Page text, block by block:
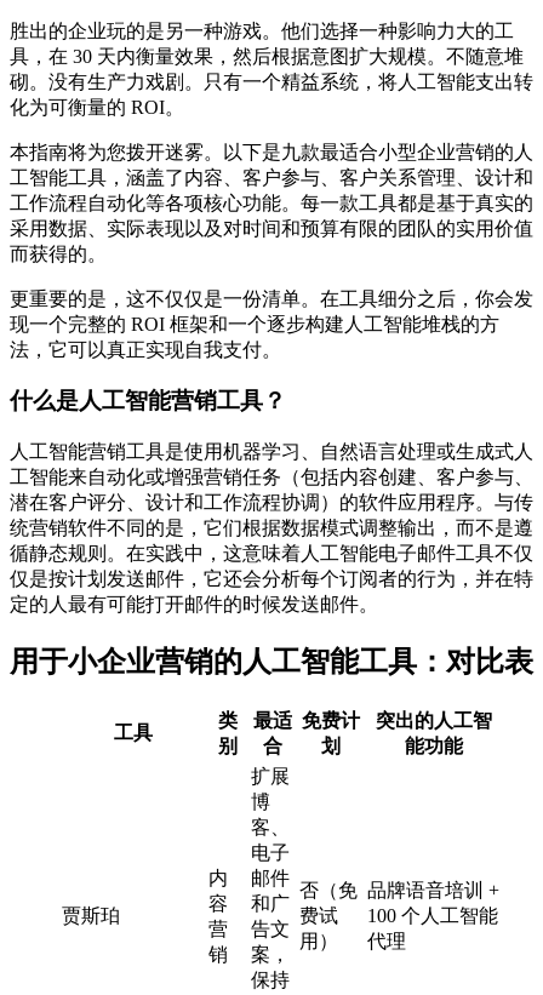
胜出的企业玩的是另一种游戏。他们选择一种影响力大的工
具，在 30 天内衡量效果，然后根据意图扩大规模。不随意堆
砌。没有生产力戏剧。只有一个精益系统，将人工智能支出转
化为可衡量的 ROI。
本指南将为您拨开迷雾。以下是九款最适合小型企业营销的人
工智能工具，涵盖了内容、客户参与、客户关系管理、设计和
工作流程自动化等各项核心功能。每一款工具都是基于真实的
采用数据、实际表现以及对时间和预算有限的团队的实用价值
而获得的。
更重要的是，这不仅仅是一份清单。在工具细分之后，你会发
现一个完整的 ROI 框架和一个逐步构建人工智能堆栈的方
法，它可以真正实现自我支付。
什么是人工智能营销工具？
人工智能营销工具是使用机器学习、自然语言处理或生成式人
工智能来自动化或增强营销任务（包括内容创建、客户参与、
潜在客户评分、设计和工作流程协调）的软件应用程序。与传
统营销软件不同的是，它们根据数据模式调整输出，而不是遵
循静态规则。在实践中，这意味着人工智能电子邮件工具不仅
仅是按计划发送邮件，它还会分析每个订阅者的行为，并在特
定的人最有可能打开邮件的时候发送邮件。
用于小企业营销的人工智能工具：对比表
工具
类
别
最适
合
免费计
划
突出的人工智
能功能
贾斯珀
内
容
营
销
扩展
博
客、
电子
邮件
和广
告文
案，
保持
否（免
费试
用）
品牌语音培训 +
100 个人工智能
代理